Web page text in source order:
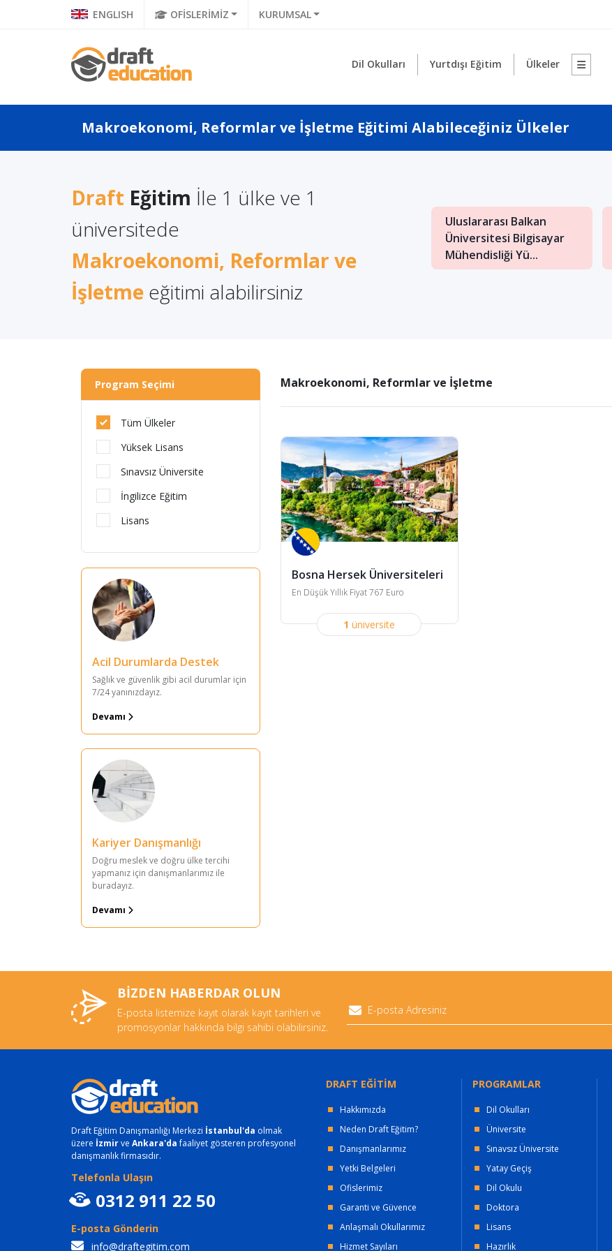
ENGLISH OFİSLERİMİZ KURUMSAL
Dil Okulları Yurtdışı Eğitim Ülkeler
Makroekonomi, Reformlar ve İşletme Eğitimi Alabileceğiniz Ülkeler
Draft Eğitim İle 1 ülke ve 1
üniversitede
Makroekonomi, Reformlar ve
İşletme eğitimi alabilirsiniz
Polonya: İngilizce İşletme
Öğretmenliği...
Uluslararası Balkan
Üniversitesi Bilgisayar
Mühendisliği Yü...
Program Seçimi
Tüm Ülkeler
Yüksek Lisans
Sınavsız Üniversite
İngilizce Eğitim
Lisans
Acil Durumlarda Destek
Sağlık ve güvenlik gibi acil durumlar için
7/24 yanınızdayız.
Devamı
Kariyer Danışmanlığı
Doğru meslek ve doğru ülke tercihi
yapmanız için danışmanlarımız ile
buradayız.
Devamı
Makroekonomi, Reformlar ve İşletme
Bosna Hersek Üniversiteleri
En Düşük Yıllık Fiyat 767 Euro
1 üniversite
BİZDEN HABERDAR OLUN
E-posta listemize kayıt olarak kayıt tarihleri ve
promosyonlar hakkında bilgi sahibi olabilirsiniz.
Draft Eğitim Danışmanlığı Merkezi İstanbul'da olmak
üzere İzmirve Ankara'dafaaliyet gösteren profesyonel
danışmanlık firmasıdır.
Telefonla Ulaşın
0312 911 22 50
E-posta Gönderin
info@draftegitim.com
DRAFT EĞİTİM
Hakkımızda
Neden Draft Eğitim?
Danışmanlarımız
Yetki Belgeleri
Ofislerimiz
Garanti ve Güvence
Anlaşmalı Okullarımız
Hizmet Sayıları
PROGRAMLAR
Dil Okulları
Üniversite
Sınavsız Üniversite
Yatay Geçiş
Dil Okulu
Doktora
Lisans
Hazırlık